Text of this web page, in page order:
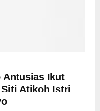
Antusias Ikut
Siti Atikoh Istri